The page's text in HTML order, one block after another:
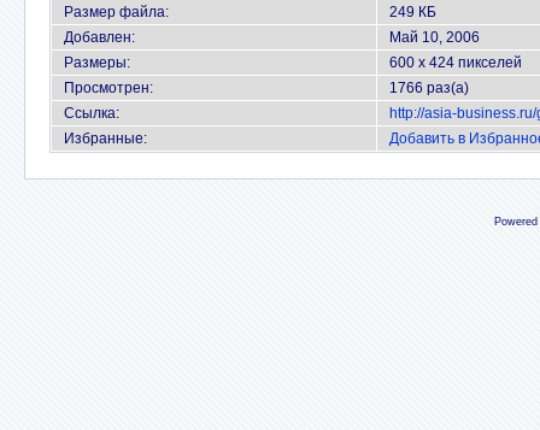
Размер файла:
249 КБ
Добавлен:
Май 10, 2006
Размеры:
600 x 424 пикселей
Просмотрен:
1766 раз(а)
Ссылка:
http://asia-
Избранные:
Добавить в